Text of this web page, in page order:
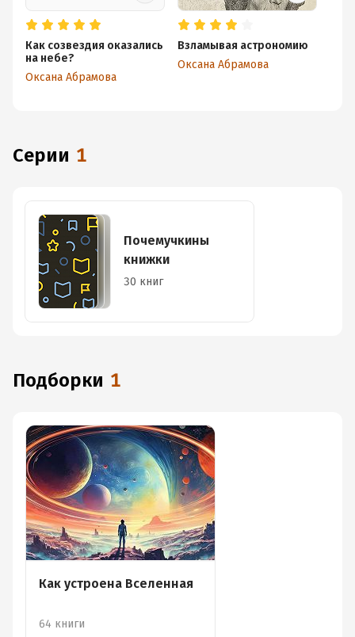
Как созвездия оказались
на небе?
Оксана Абрамова
Взламывая астрономию
Оксана Абрамова
Серии 1
Почемучкины
книжки
30 книг
Подборки 1
Как устроена Вселенная
64 книги